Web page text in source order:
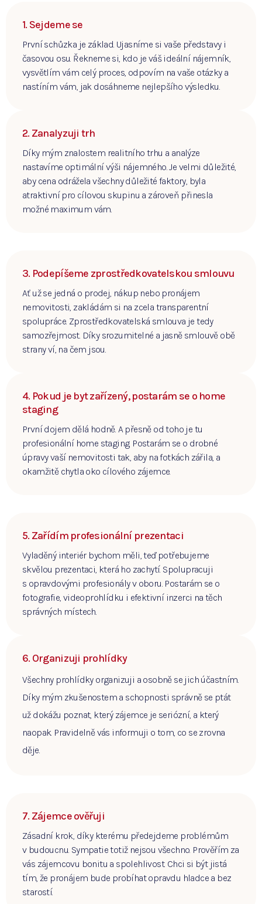
1. Sejdeme se
První schůzka je základ. Ujasníme si vaše představy i
časovou osu. Řekneme si, kdo je váš ideální nájemník,
vysvětlím vám celý proces, odpovím na vaše otázky a
nastíním vám, jak dosáhneme nejlepšího výsledku.
2. Zanalyzuji trh
Díky mým znalostem realitního trhu a analýze
nastavíme optimální výši nájemného. Je velmi důležité,
aby cena odrážela všechny důležité faktory, byla
atraktivní pro cílovou skupinu a zároveň přinesla
možné maximum vám.
3. Podepíšeme zprostředkovatelskou smlouvu
Ať už se jedná o prodej, nákup nebo pronájem
nemovitosti, zakládám si na zcela transparentní
spolupráce. Zprostředkovatelská smlouva je tedy
samozřejmost. Díky srozumitelné a jasně smlouvě obě
strany ví, na čem jsou.
4. Pokud je byt zařízený, postarám se o home
staging
První dojem dělá hodně. A přesně od toho je tu
profesionální home staging. Postarám se o drobné
úpravy vaší nemovitosti tak, aby na fotkách zářila, a
okamžitě chytla oko cílového zájemce.
5. Zařídím profesionální prezentaci
Vyladěný interiér bychom měli, teď potřebujeme
skvělou prezentaci, která ho zachytí. Spolupracuji
s opravdovými profesionály v oboru. Postarám se o
fotografie, videoprohlídku i efektivní inzerci na těch
správných místech.
6. Organizuji prohlídky
Všechny prohlídky organizuji a osobně se jich účastním.
Díky mým zkušenostem a schopnosti správně se ptát
už dokážu poznat, který zájemce je seriózní, a který
naopak. Pravidelně vás informuji o tom, co se zrovna
děje.
7. Zájemce ověřuji
Zásadní krok, díky kterému předejdeme problémům
v budoucnu. Sympatie totiž nejsou všechno. Prověřím za
vás zájemcovu bonitu a spolehlivost. Chci si být jistá
tím, že pronájem bude probíhat opravdu hladce a bez
starostí.